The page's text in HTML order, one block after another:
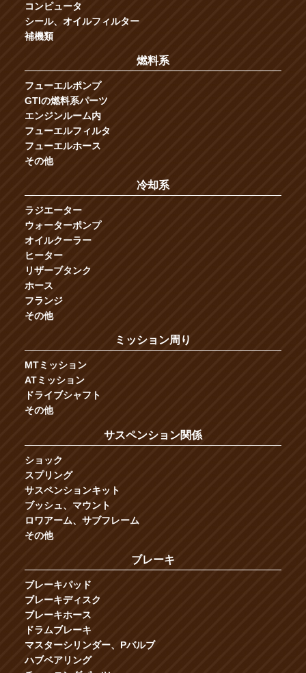
コンピュータ
シール、オイルフィルター
補機類
燃料系
フューエルポンプ
GTIの燃料系パーツ
エンジンルーム内
フューエルフィルタ
フューエルホース
その他
冷却系
ラジエーター
ウォーターポンプ
オイルクーラー
ヒーター
リザーブタンク
ホース
フランジ
その他
ミッション周り
MTミッション
ATミッション
ドライブシャフト
その他
サスペンション関係
ショック
スプリング
サスペンションキット
ブッシュ、マウント
ロワアーム、サブフレーム
その他
ブレーキ
ブレーキパッド
ブレーキディスク
ブレーキホース
ドラムブレーキ
マスターシリンダー、Pバルブ
ハブベアリング